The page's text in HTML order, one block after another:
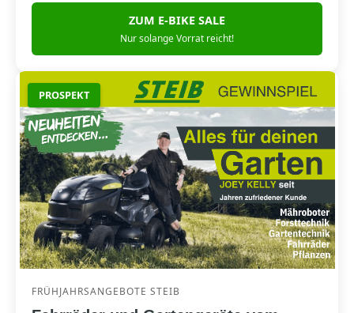
ZUM E-BIKE SALE
Nur solange Vorrat reicht!
PROSPEKT
FRÜHJAHRSANGEBOTE STEIB